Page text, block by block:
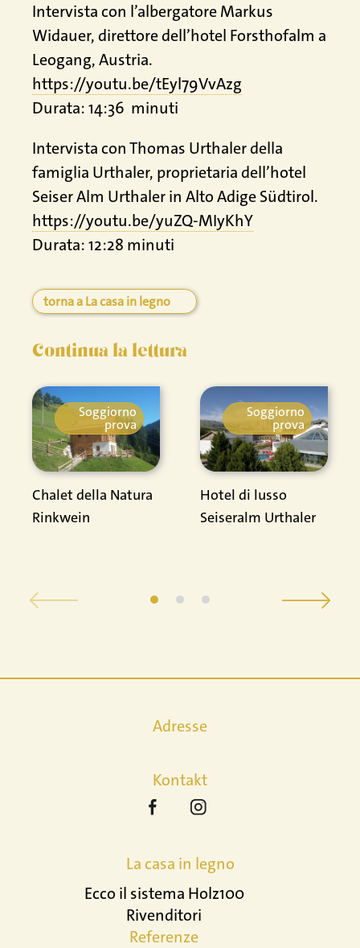
Intervista con l’albergatore Markus
Widauer, direttore dell’hotel Forsthofalm a
Leogang, Austria.
https://youtu.be/tEyl79VvAzg
Durata: 14:36 minuti
Intervista con Thomas Urthaler della
famiglia Urthaler, proprietaria dell’hotel
Seiser Alm Urthaler in Alto Adige Südtirol.
https://youtu.be/yuZQ-MIyKhY
Durata: 12:28 minuti
torna a La casa in legno
Continua la lettura
Soggiorno
prova
Chalet della Natura
Rinkwein
Soggiorno
prova
Hotel di lusso
Seiseralm Urthaler
Adresse
Kontakt
La casa in legno
Ecco il sistema Holz100
Rivenditori
Referenze